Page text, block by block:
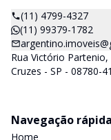
(11) 4799-4327
(11) 99379-1782
Rua Victório
Cruzes - SP - 08780-
Navegação rápida
Home